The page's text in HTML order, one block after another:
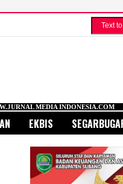
INDONESIA.COM
EKBIS